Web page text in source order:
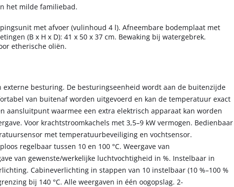
het milde familiebad.
met afvoer (vulinhoud 4 l). Afneembare bodemplaat met
(B x H x D): 41 x 50 x 37 cm. Bewaking bij watergebrek.
etherische oliën.
besturing. De besturingseenheid wordt aan de buitenzijde
van buitenaf worden uitgevoerd en kan de temperatuur exact
aansluitpunt waarmee een extra elektrisch apparaat kan worden
Voor krachtstroomkachels met 3,5–9 kW vermogen. Bedienbaar
met temperatuurbeveiliging en vochtsensor.
regelbaar tussen 10 en 100 °C. Weergave van
van gewenste/werkelijke luchtvochtigheid in %. Instelbaar in
Cabineverlichting in stappen van 10 instelbaar (10 %–100 %
bij 140 °C. Alle weergaven in één oogopslag. 2-